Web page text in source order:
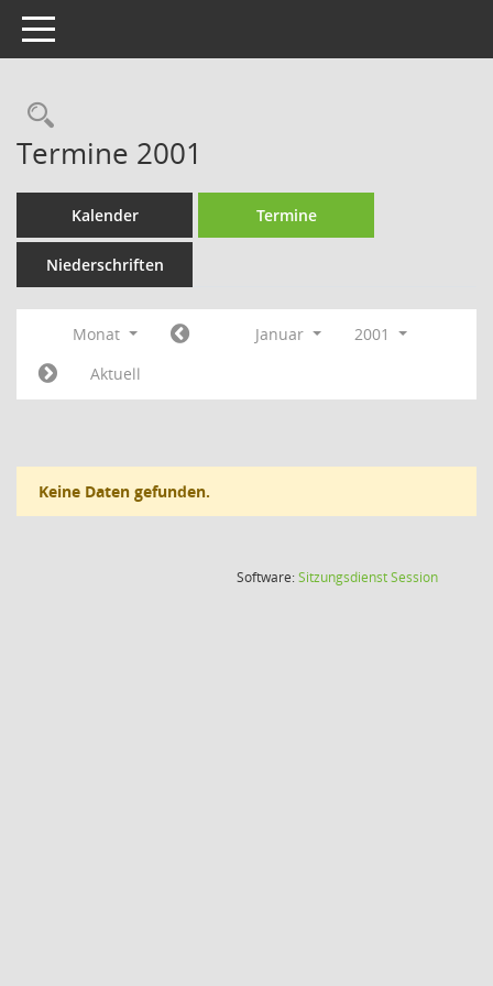
Toggle navigation
Rechercheauswahl
Termine 2001
Kalender Termine
Niederschriften
Monat Januar
2001
Aktuell
Keine Daten gefunden.
Software:SitzungsdienstSession(Wird in